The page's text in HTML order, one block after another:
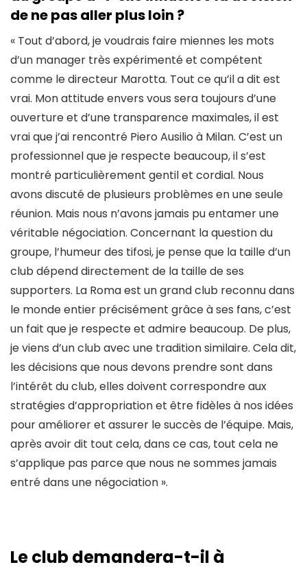
de ne pas aller plus loin ?
« Tout d’abord, je voudrais faire miennes les mots
d’un manager très expérimenté et compétent
comme le directeur Marotta. Tout ce qu’il a dit est
vrai. Mon attitude envers vous sera toujours d’une
ouverture et d’une transparence maximales, il est
vrai que j’ai rencontré Piero Ausilio à Milan. C’est un
professionnel que je respecte beaucoup, il s’est
montré particulièrement gentil et cordial. Nous
avons discuté de plusieurs problèmes en une seule
réunion. Mais nous n’avons jamais pu entamer une
véritable négociation. Concernant la question du
groupe, l’humeur des tifosi, je pense que la taille d’un
club dépend directement de la taille de ses
supporters. La Roma est un grand club reconnu dans
le monde entier précisément grâce à ses fans, c’est
un fait que je respecte et admire beaucoup. De plus,
je viens d’un club avec une tradition similaire. Cela dit,
les décisions que nous devons prendre sont dans
l’intérêt du club, elles doivent correspondre aux
stratégies d’appropriation et être fidèles à nos idées
pour améliorer et assurer le succès de l’équipe. Mais,
après avoir dit tout cela, dans ce cas, tout cela ne
s’applique pas parce que nous ne sommes jamais
entré dans une négociation ».
Le club demandera-t-il à